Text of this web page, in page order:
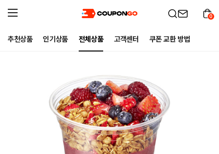
추천상품 인기상품 전체상품 고객센터 쿠폰 교환 방법
0